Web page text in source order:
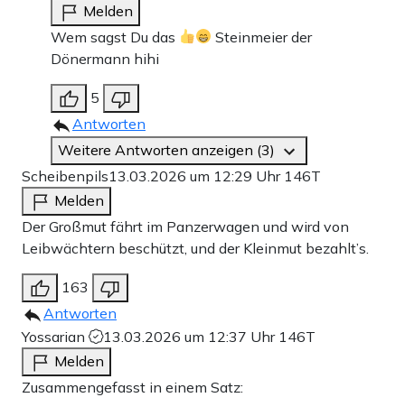
Melden
Wem sagst Du das
Steinmeier der
Dönermann hihi
5
Antworten
Weitere Antworten anzeigen (3)
Scheibenpils13.03.2026 um 12:29 Uhr 146T
Melden
Der Großmut fährt im Panzerwagen und wird von
Leibwächtern beschützt, und der Kleinmut bezahlt’s.
163
Antworten
Yossarian
13.03.2026 um 12:37 Uhr 146T
Melden
Zusammengefasst in einem Satz: